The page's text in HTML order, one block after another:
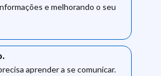
e melhorando o seu
aprender a se comunicar.